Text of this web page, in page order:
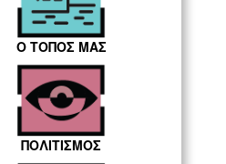
Ο ΤΟΠΟΣ ΜΑΣ
ΠΟΛΙΤΙΣΜΟΣ